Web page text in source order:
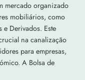
mercado organizado
mobiliários, como
Derivados. Este
na canalização
para empresas,
A Bolsa de